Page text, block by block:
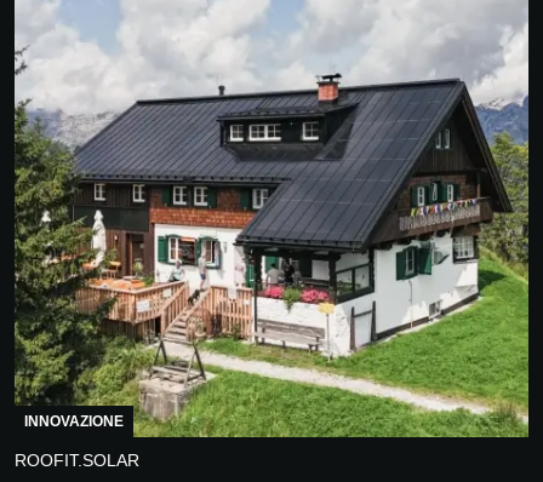
INNOVAZIONE
ROOFIT.SOLAR